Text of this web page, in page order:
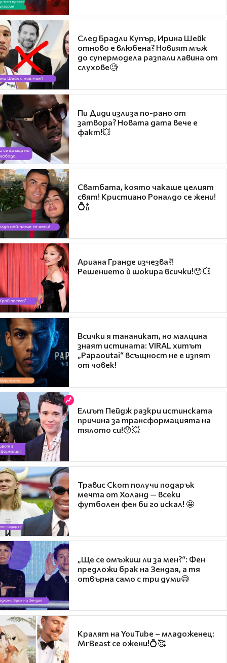
След Брадли Купър, Ирина Шейк
отново е влюбена? Новият мъж
до супермодела разпали лавина от
слухове🧐
Пи Диди излиза по-рано от
затвора? Новата дата вече е
факт!💥
Сватбата, която чакаше целият
свят! Кристиано Роналдо се жени!
💍🍾
Ариана Гранде изчезва?!
Решението ѝ шокира всички!😯💥
Всички я тананикат, но малцина
знаят истината: VIRAL хитът
„Papaoutai“ всъщност не е изпят
от човек!
Елиът Пейдж разкри истинската
причина за трансформацията на
тялото си!😯💥
Травис Скот получи подарък
мечта от Холанд — всеки
футболен фен би го искал! 🤩
„Ще се омъжиш ли за мен?“: Фен
предложи брак на Зендая, а тя
отвърна само с три думи😅
Кралят на YouTube – младоженец:
MrBeast се ожени!💍🥰